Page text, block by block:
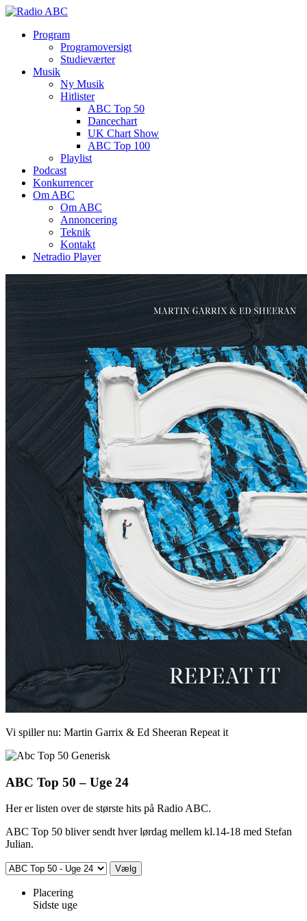
Program
Programoversigt
Studieværter
Musik
Ny Musik
Hitlister
ABC Top 50
Dancechart
UK Chart Show
ABC Top 100
Playlist
Podcast
Konkurrencer
Om ABC
Om ABC
Annoncering
Teknik
Kontakt
Netradio Player
Vi spiller nu: Martin Garrix & Ed Sheeran Repeat it
ABC Top 50 – Uge 24
Her er listen over de største hits på Radio ABC.
ABC Top 50 bliver sendt hver lørdag mellem kl.14-18 med Stefan
Julian.
Placering
Sidste uge